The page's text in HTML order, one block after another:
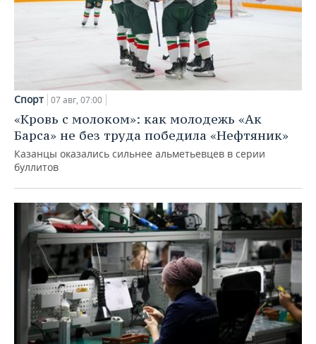
Спорт 07 авг, 07:00
«Кровь с молоком»: как молодежь «Ак
Барса» не без труда победила «Нефтяник»
Казанцы оказались сильнее альметьевцев в серии
буллитов